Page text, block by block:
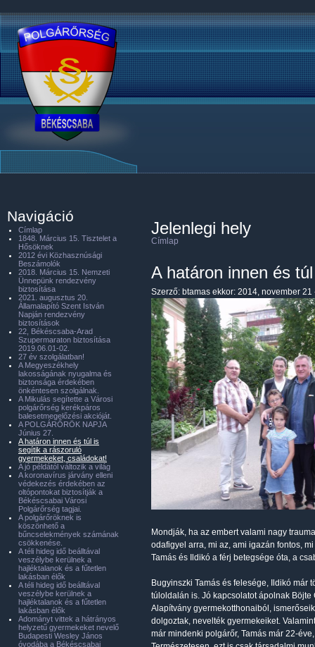
Jelenlegi hely
Címlap
A határon innen és
Szerző: btamas ekkor: 2014, november 21
Mondják, ha az embert valami nagy
odafigyel arra, mi az, ami igazán fontos,
Tamás és Ildikó a férj betegsége óta, a
Bugyinszki Tamás és felesége, Ildikó már
túloldalán is. Jó kapcsolatot ápolnak
Alapítvány gyermekotthonaiból,
dolgoztak, nevelték gyermekeiket.
már mindenki polgárőr, Tamás már 22-
Navigáció
Címlap
1848. Március 15. Tisztelet a
Hősöknek
2012 évi Közhasznúsági
Beszámolók
2018. Március 15. Nemzeti
Ünnepünk rendezvény
biztosítása
2021. augusztus 20.
Államalapító Szent István
Napján rendezvény
biztosítások
22, Békéscsaba-Arad
Szupermaraton biztosítása
2019.06.01-02.
27 év szolgálatban!
A Megyeszékhely
lakosságának nyugalma és
biztonsága érdekében
önkéntesen szolgálnak.
A Mikulás segítette a Városi
polgárőrség kerékpáros
balesetmegelőzési akcióját.
A POLGÁRŐRÖK NAPJA
Június 27.
A határon innen és túl is
segítik a rászoruló
gyermekeket, családokat!
A jó példától változik a világ
A koronavírus járvány elleni
védekezés érdekében az
oltópontokat biztosítják a
Békéscsabai Városi
Polgárőrség tagjai.
A polgárőröknek is
köszönhető a
bűncselekmények számának
csökkenése.
A téli hideg idő beálltával
veszélybe kerülnek a
hajléktalanok és a fűtetlen
lakásban élők
A téli hideg idő beálltával
veszélybe kerülnek a
hajléktalanok és a fűtetlen
lakásban élők
Adományt vittek a hátrányos
helyzetű gyermekeket nevelő
Budapesti Wesley János
óvodába a Békéscsabai